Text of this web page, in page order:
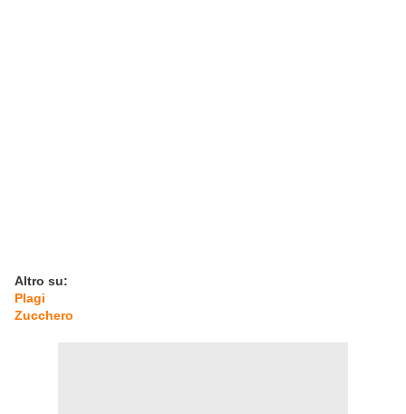
Altro su:
Plagi
Zucchero